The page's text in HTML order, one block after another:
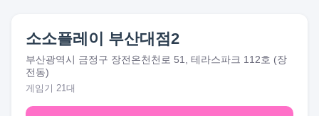
소소플레이 부산대점2
부산광역시 금정구 장전온천천로 51, 테라스파크 112호 (장
전동)
게임기 21대